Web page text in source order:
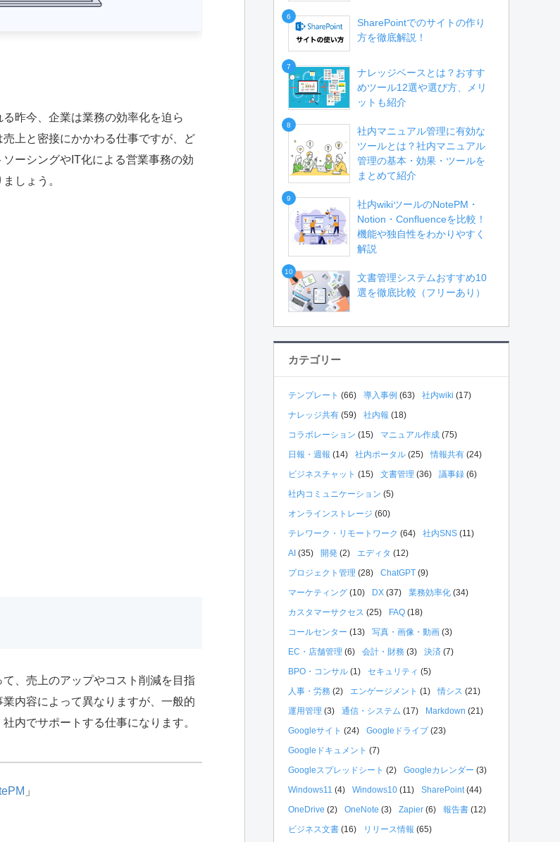
昨今、企業は業務の効率化を迫ら
上と密接にかかわる仕事ですが、ど
ーシングやIT化による営業事務の効
しょう。
、売上のアップやコスト削減を目指
内容によって異なりますが、一般的
内でサポートする仕事になります。
」
6
SharePointでのサイトの作り
方を徹底解説！
7
ナレッジベースとは？おすす
めツール12選や選び方、メリ
ットも紹介
8
社内マニュアル管理に有効な
ツールとは？社内マニュアル
管理の基本・効果・ツールを
まとめて紹介
9
社内wikiツールのNotePM・
Notion・Confluenceを比較！
機能や独自性をわかりやすく
解説
10
文書管理システムおすすめ10
選を徹底比較（フリーあり）
カテゴリー
テンプレート (66) 導入事例 (63) 社内wiki (17)
ナレッジ共有 (59) 社内報 (18)
コラボレーション (15) マニュアル作成 (75)
日報・週報 (14) 社内ポータル (25) 情報共有 (24)
ビジネスチャット (15) 文書管理 (36) 議事録 (6)
社内コミュニケーション (5)
オンラインストレージ (60)
テレワーク・リモートワーク (64) 社内SNS (11)
AI (35) 開発 (2) エディタ (12)
プロジェクト管理 (28) ChatGPT (9)
マーケティング (10) DX (37) 業務効率化 (34)
カスタマーサクセス (25) FAQ (18)
コールセンター (13) 写真・画像・動画 (3)
EC・店舗管理 (6) 会計・財務 (3) 決済 (7)
BPO・コンサル (1) セキュリティ (5)
人事・労務 (2) エンゲージメント (1) 情シス (21)
運用管理 (3) 通信・システム (17) Markdown (21)
Googleサイト (24) Googleドライブ (23)
Googleドキュメント (7)
Googleスプレッドシート (2) Googleカレンダー (3)
Windows11 (4) Windows10 (11) SharePoint(44)
OneDrive (2) OneNote (3) Zapier (6) 報告書 (12)
ビジネス文書 (16) リリース情報 (65)